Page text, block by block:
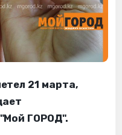
21 марта,
ГОРОД".